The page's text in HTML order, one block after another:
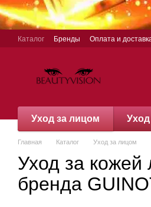
Перейти к основному контенту
Каталог Бренды Оплата и
Уход за лицом Уход
Главная Каталог Уход за лицом
Уход за кожей
бренда